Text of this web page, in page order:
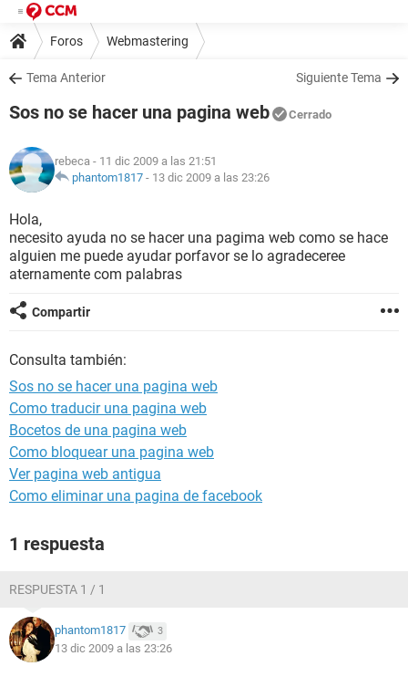
Foros Webmastering
Tema Anterior Siguiente Tema
Sos no se hacer una pagina web Cerrado
rebeca - 11 dic 2009 a las 21:51
phantom1817 - 13 dic 2009 a las 23:26
Hola,
necesito ayuda no se hacer una pagima web como se hace
alguien me puede ayudar porfavor se lo agradeceree
aternamente com palabras
Compartir
Consulta también:
Sos no se hacer una pagina web
Como traducir una pagina web
Bocetos de una pagina web
Como bloquear una pagina web
Ver pagina web antigua
Como eliminar una pagina de facebook
1 respuesta
RESPUESTA 1 / 1
phantom1817 3
13 dic 2009 a las 23:26